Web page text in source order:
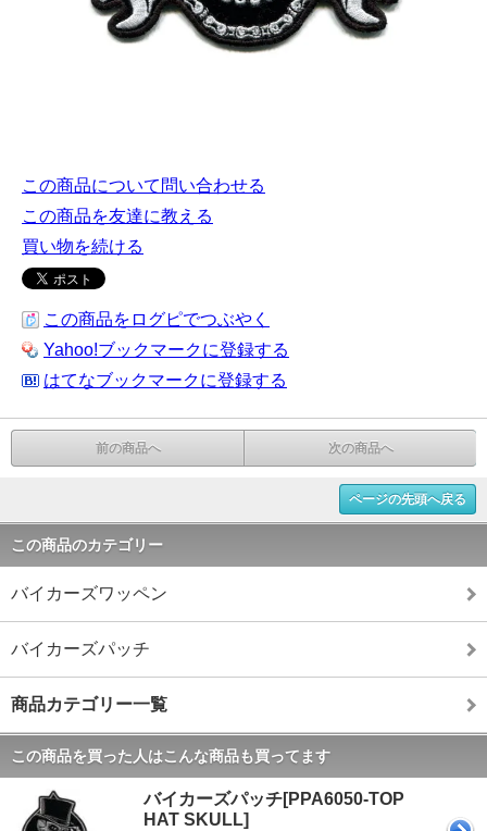
この商品について問い合わせる
この商品を友達に教える
買い物を続ける
この商品をログピでつぶやく
Yahoo!ブックマークに登録する
はてなブックマークに登録する
前の商品へ 次の商品へ
ページの先頭へ戻る
この商品のカテゴリー
バイカーズワッペン
バイカーズパッチ
商品カテゴリー一覧
この商品を買った人はこんな商品も買ってます
バイカーズパッチ[PPA6050-TOP
HAT SKULL]